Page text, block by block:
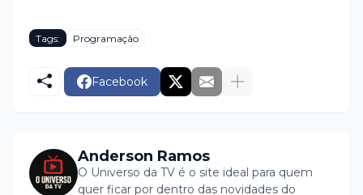
Tags: Programação
Facebook
Anderson Ramos
O Universo da TV é o site ideal para quem
quer ficar por dentro das novidades do